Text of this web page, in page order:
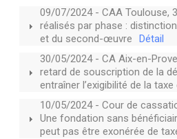
09/07/2024 - CAA Toulouse,
réalisés par phase :
et du second-œuvre
Détail
30/05/2024 - CA Aix-en-
retard de souscription de la
entraîner l’exigibilité de la taxe
10/05/2024 - Cour de
Une fondation sans
peut pas être exonérée de